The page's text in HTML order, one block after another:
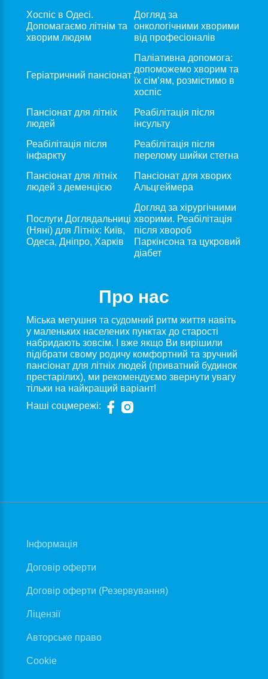
Хоспіс в Одесі.
Допомагаємо літнім та
хворим людям
Догляд за
онкологічними хворими
від професіоналів
Геріатричний пансіонат
Паліативна допомога:
допоможемо хворим та
їх сім’ям, розмістимо в
хоспіс
Пансіонат для лiтнiх
людей
Реабілітація після
інсульту
Реабілітація після
інфаркту
Реабілітація після
перелому шийки стегна
Пансіонат для лiтнiх
людей з деменцією
Пансіонат для хворих
Альцгеймера
Послуги Доглядальниці
(Няні) для Літніх: Київ,
Одеса, Дніпро, Харків
Догляд за хірургічними
хворими. Реабілітація
після хвороб
Паркінсона та цукровий
діабет
Про нас
Міська метушня та судомний ритм життя навіть
у маленьких населених пунктах до старості
набридають зовсім. І вже якщо Ви вирішили
підібрати свому родичу комфортний та зручний
пансіонат для літніх людей (приватний будинок
престарілих), ми рекомендуємо звернути увагу
тільки на найкращий варіант!
Наші соцмережі:
Iнформація
Договір оферти
Договір оферти (Резервування)
Ліцензії
Авторське право
Cookie